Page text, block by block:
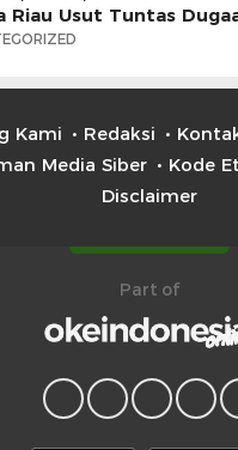
Riau Usut Tuntas
Kami Redaksi
Media Siber
Kode
Disclaimer
Part of